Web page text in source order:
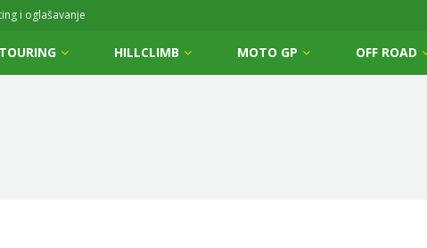
i oglašavanje
TOURING HILLCLIMB MOTO GP OFF ROAD